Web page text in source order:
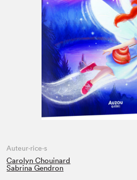
Espace enseignant·e·s
Espace pro
Auteur·rice·s
Carolyn Chouinard
Sabrina Gendron